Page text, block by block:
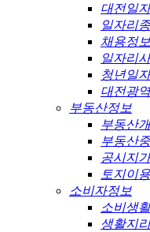
대전일
일자리
채용정보
일자리
청년일
대전광
부동산정보
부동산
부동산
공시지
토지이
소비자정보
소비생
생활지